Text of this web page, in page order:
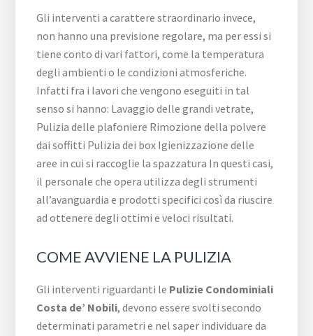
Gli interventi a carattere straordinario invece,
non hanno una previsione regolare, ma per essi si
tiene conto di vari fattori, come la temperatura
degli ambienti o le condizioni atmosferiche.
Infatti fra i lavori che vengono eseguiti in tal
senso si hanno: Lavaggio delle grandi vetrate,
Pulizia delle plafoniere Rimozione della polvere
dai soffitti Pulizia dei box Igienizzazione delle
aree in cui si raccoglie la spazzatura In questi casi,
il personale che opera utilizza degli strumenti
all’avanguardia e prodotti specifici così da riuscire
ad ottenere degli ottimi e veloci risultati.
COME AVVIENE LA PULIZIA
Gli interventi riguardanti le Pulizie Condominiali
Costa de’ Nobili, devono essere svolti secondo
determinati parametri e nel saper individuare da